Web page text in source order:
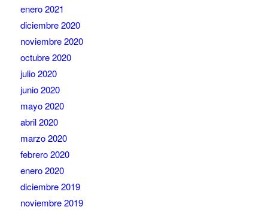
enero 2021
diciembre 2020
noviembre 2020
octubre 2020
julio 2020
junio 2020
mayo 2020
abril 2020
marzo 2020
febrero 2020
enero 2020
diciembre 2019
noviembre 2019